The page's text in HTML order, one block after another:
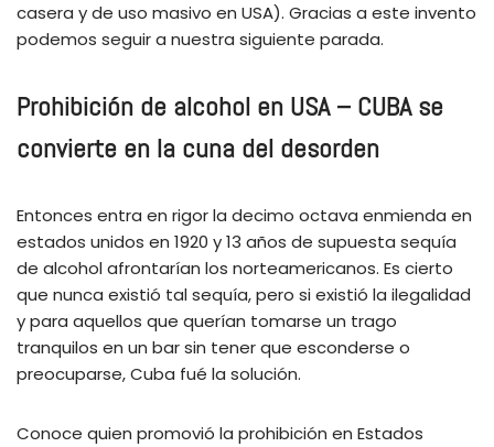
casera y de uso masivo en USA). Gracias a este invento
podemos seguir a nuestra siguiente parada.
Prohibición de alcohol en USA – CUBA se
convierte en la cuna del desorden
Entonces entra en rigor la decimo octava enmienda en
estados unidos en 1920 y 13 años de supuesta sequía
de alcohol afrontarían los norteamericanos. Es cierto
que nunca existió tal sequía, pero si existió la ilegalidad
y para aquellos que querían tomarse un trago
tranquilos en un bar sin tener que esconderse o
preocuparse, Cuba fué la solución.
Conoce quien promovió la prohibición en Estados